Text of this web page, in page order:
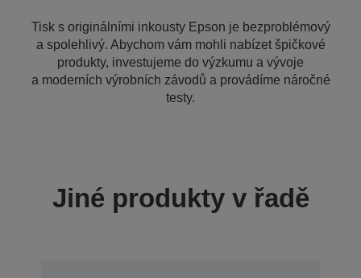
Tisk s originálními inkousty Epson je bezproblémový
a spolehlivý. Abychom vám mohli nabízet špičkové
produkty, investujeme do výzkumu a vývoje
a moderních výrobních závodů a provádíme náročné
testy.
Jiné produkty v řadě